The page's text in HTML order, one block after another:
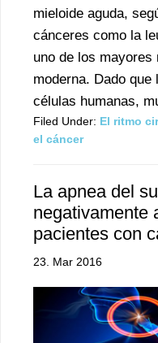
mieloide aguda,
cánceres como la
uno de los
moderna. Dado
células humanas,
Filed Under: El ritmo
el cáncer
La apnea del
negativamente
pacientes con
23. Mar 2016